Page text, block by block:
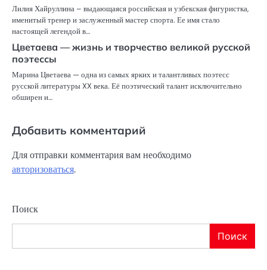
Лилия Хайруллина – выдающаяся российская и узбекская фигуристка,
именитый тренер и заслуженный мастер спорта. Ее имя стало
настоящей легендой в…
Цветаева — жизнь и творчество великой русской
поэтессы
Марина Цветаева — одна из самых ярких и талантливых поэтесс
русской литературы XX века. Её поэтический талант исключительно
обширен и…
Добавить комментарий
Для отправки комментария вам необходимо
авторизоваться.
Поиск
Поиск